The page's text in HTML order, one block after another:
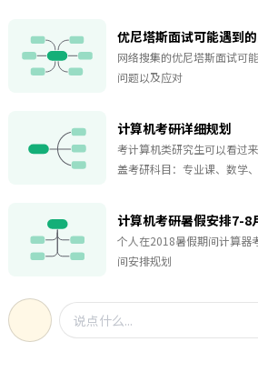
优尼塔斯面试可能遇到
网络搜集的优尼塔斯面试可
问题以及应对
计算机考研详细规划
考计算机类研究生可以看过
盖考研科目：专业课、数学
如何进行大学选择等实战经验
用起来吧~
计算机考研暑假安排7-8
个人在2018暑假期间计算器
间安排规划